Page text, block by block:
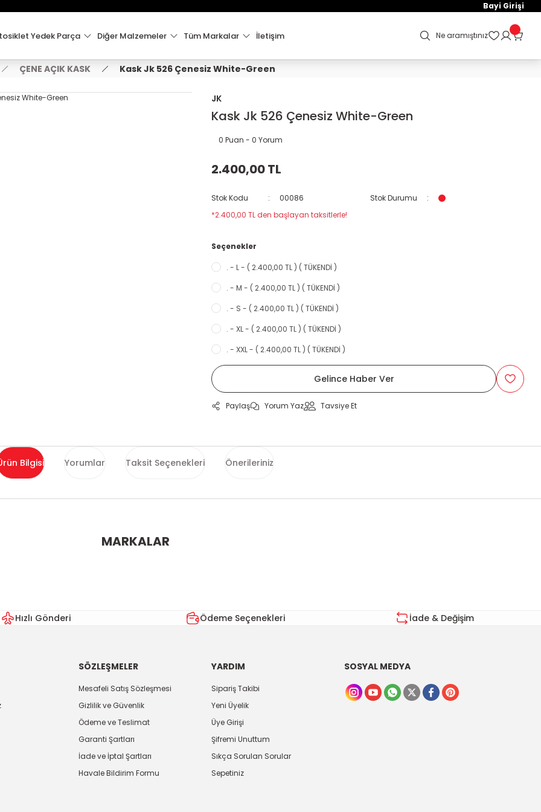
2000 TL VE ÜZERİ KARGO ÜCRETSİZ !
Bayi Girişi
Yedek Parça Diğer Malzemeler Tüm Markalar İletişim Ne aramıştınız
ÇENE AÇIK KASK Kask Jk 526 Çenesiz White-Green
JK
Kask Jk 526 Çenesiz White-Green
0 Puan - 0 Yorum
2.400,00 TL
Stok Kodu 00086
Stok Durumu
*2.400,00 TL den başlayan taksitlerle!
Seçenekler
. - L - ( 2.400,00 TL ) ( TÜKENDİ )
. - M - ( 2.400,00 TL ) ( TÜKENDİ )
. - S - ( 2.400,00 TL ) ( TÜKENDİ )
. - XL - ( 2.400,00 TL ) ( TÜKENDİ )
. - XXL - ( 2.400,00 TL ) ( TÜKENDİ )
Gelince Haber Ver
Paylaş Yorum Yaz Tavsiye Et
Bilgisi Yorumlar Taksit Seçenekleri Önerileriniz
Bu ürüne ilk yorumu siz yapın!
MARKALAR
Hızlı Gönderi Ödeme Seçenekleri İade & Değişim
SÖZLEŞMELER
Mesafeli Satış Sözleşmesi
Gizlilik ve Güvenlik
Ödeme ve Teslimat
Garanti Şartları
İade ve İptal Şartları
Havale Bildirim Formu
YARDIM
Sipariş Takibi
Yeni Üyelik
Üye Girişi
Şifremi Unuttum
Sıkça Sorulan Sorular
Sepetiniz
SOSYAL MEDYA